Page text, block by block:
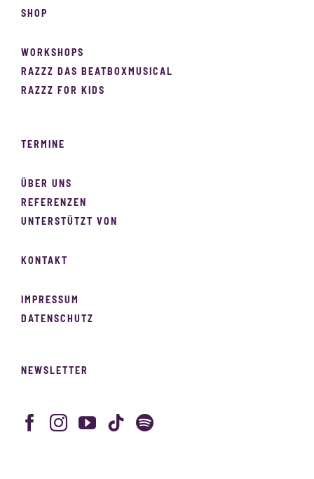
SHOP
WORKSHOPS
RAZZZ DAS BEATBOXMUSICAL
RAZZZ FOR KIDS
TERMINE
ÜBER UNS
REFERENZEN
UNTERSTÜTZT VON
KONTAKT
IMPRESSUM
DATENSCHUTZ
NEWSLETTER